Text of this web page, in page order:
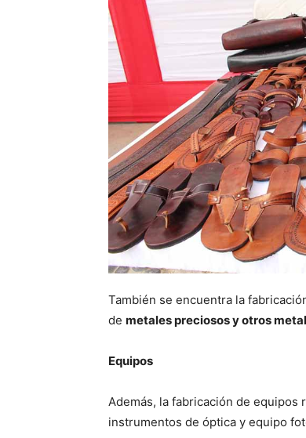
También se encuentra la
de metales preciosos y otros
Equipos
Además, la fabricación de equipos
instrumentos de óptica y equipo